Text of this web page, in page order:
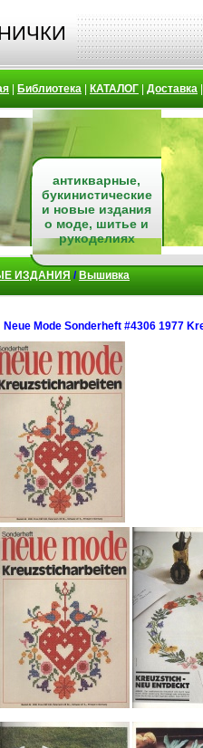
Библиотека КАТАЛОГ Доставка
антикварные,
букинистические
и новые издания
о моде, шитье и
рукоделиях
ИЗДАНИЯ / Вышивка
Neue Mode Sonderheft #4306 1977